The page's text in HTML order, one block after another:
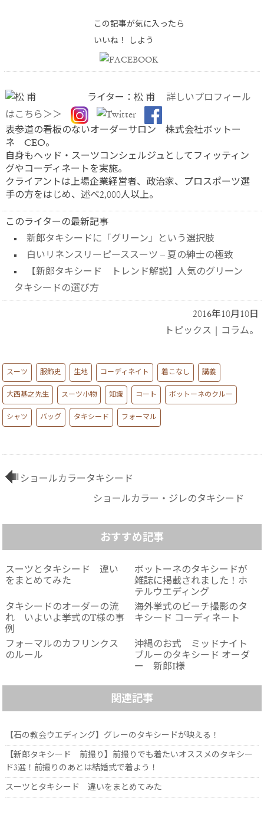
この記事が気に入ったら
いいね！ しよう
ライター：松 甫
詳しいプロフィール
はこちら＞＞
表参道の看板のないオーダーサロン 株式会社ボットー
ネ CEO。
自身もヘッド・スーツコンシェルジュとしてフィッティン
グやコーディネートを実施。
クライアントは上場企業経営者、政治家、プロスポーツ選
手の方をはじめ、述べ2,000人以上。
このライターの最新記事
新郎タキシードに「グリーン」という選択肢
白いリネンスリーピーススーツ – 夏の紳士の極致
【新郎タキシード トレンド解説】人気のグリーン
タキシードの選び方
2016年10月10日
トピックス
コラム。
スーツ 服飾史 生地 コーディネイト 着こなし 講義
大西基之先生 スーツ小物 知識 コート ボットーネのクルー
シャツ バッグ タキシード フォーマル
ショールカラータキシード
ショールカラー・ジレのタキシード
おすすめ記事
スーツとタキシード 違い
をまとめてみた
ボットーネのタキシードが
雑誌に掲載されました！ホ
テルウエディング
タキシードのオーダーの流
れ いよいよ挙式のT様の事
例
海外挙式のビーチ撮影のタ
キシード コーディネート
フォーマルのカフリンクス
のルール
沖縄のお式 ミッドナイト
ブルーのタキシード オーダ
ー 新郎I様
関連記事
【石の教会ウエディング】グレーのタキシードが映える！
【新郎タキシード 前撮り】前撮りでも着たいオススメのタキシー
ド3選！前撮りのあとは結婚式で着よう！
スーツとタキシード 違いをまとめてみた